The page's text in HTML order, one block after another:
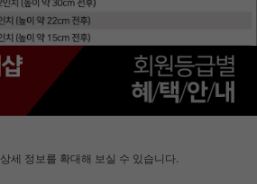
상세 정보를 확대해 보실 수 있습니다.